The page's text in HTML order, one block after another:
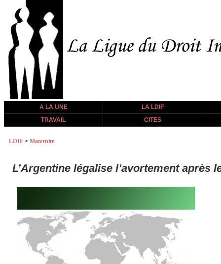
A LA UNE
LA LDIF
TRAVAIL
CITES
LDIF > Maternité
L’Argentine légalise l’avortement